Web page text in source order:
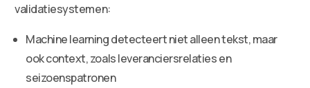
validatiesystemen:
Machine learning detecteert niet alleen tekst, maar
ook context, zoals leveranciersrelaties en
seizoenspatronen